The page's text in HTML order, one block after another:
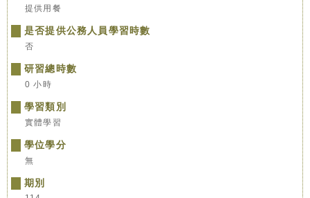
提供用餐
是否提供公務人員學習時數
否
研習總時數
0 小時
學習類別
實體學習
學位學分
無
期別